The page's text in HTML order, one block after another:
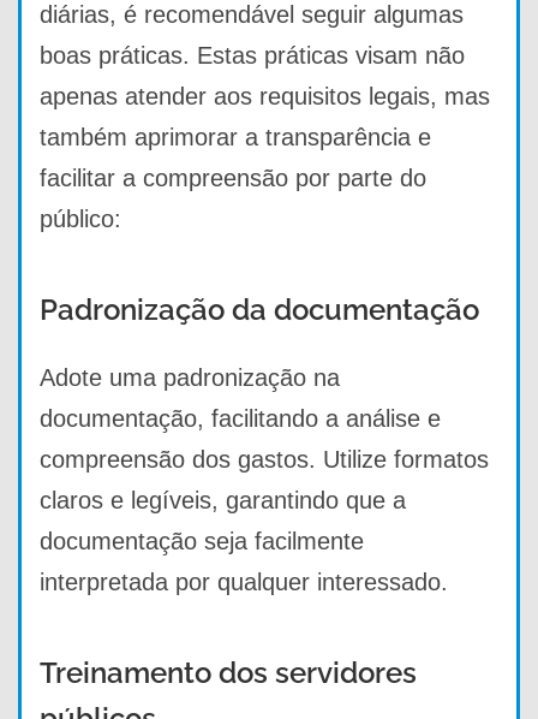
diárias, é recomendável seguir algumas
boas práticas. Estas práticas visam não
apenas atender aos requisitos legais, mas
também aprimorar a transparência e
facilitar a compreensão por parte do
público:
Padronização da documentação
Adote uma padronização na
documentação, facilitando a análise e
compreensão dos gastos. Utilize formatos
claros e legíveis, garantindo que a
documentação seja facilmente
interpretada por qualquer interessado.
Treinamento dos servidores